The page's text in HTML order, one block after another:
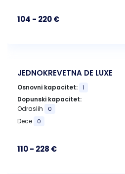
104 - 220 €
JEDNOKREVETNA DE LUXE
Osnovni kapacitet: 1
Dopunski kapacitet:
Odraslih
0
Dece 0
110 - 228 €